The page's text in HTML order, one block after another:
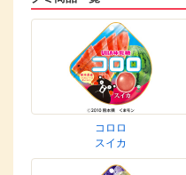
コロロ
スイカ